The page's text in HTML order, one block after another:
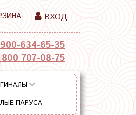
ВХОД
634-65-35
707-08-75
ПАРУСА